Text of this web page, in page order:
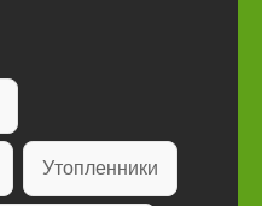
Утопленники